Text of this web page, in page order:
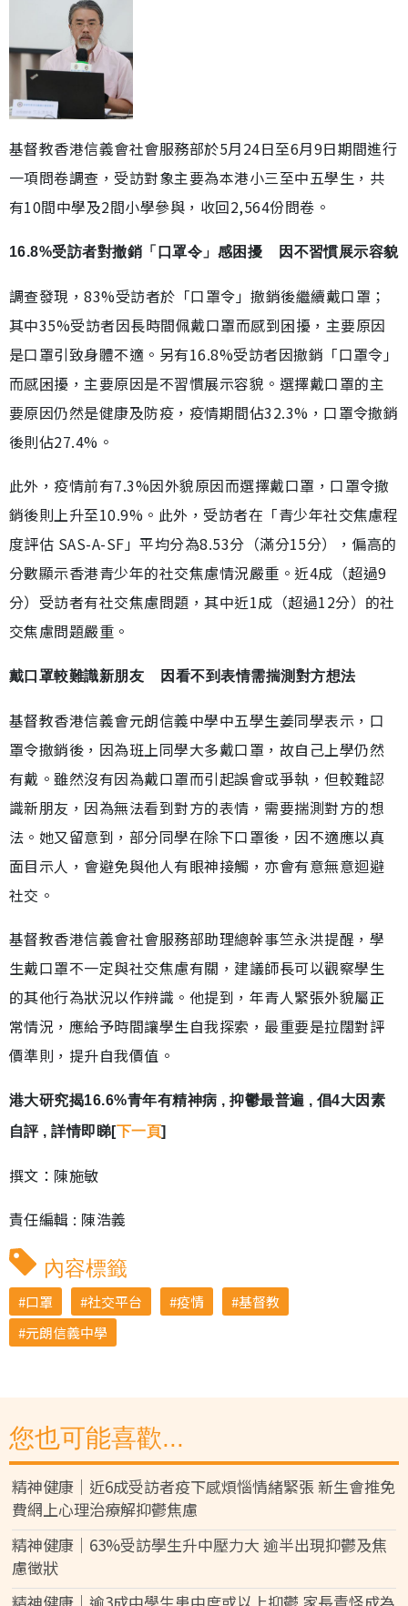
基督教香港信義會社會服務部於5月24日至6月9日期間進行
一項問卷調查，受訪對象主要為本港小三至中五學生，共
有10間中學及2間小學參與，收回2,564份問卷。
16.8%受訪者對撤銷「口罩令」感困擾 因不習慣展示容貌
調查發現，83%受訪者於「口罩令」撤銷後繼續戴口罩；
其中35%受訪者因長時間佩戴口罩而感到困擾，主要原因
是口罩引致身體不適。另有16.8%受訪者因撤銷「口罩令」
而感困擾，主要原因是不習慣展示容貌。選擇戴口罩的主
要原因仍然是健康及防疫，疫情期間佔32.3%，口罩令撤銷
後則佔27.4%。
此外，疫情前有7.3%因外貌原因而選擇戴口罩，口罩令撤
銷後則上升至10.9%。此外，受訪者在「青少年社交焦慮程
度評估 SAS-A-SF」平均分為8.53分（滿分15分），偏高的
分數顯示香港青少年的社交焦慮情況嚴重。近4成（超過9
分）受訪者有社交焦慮問題，其中近1成（超過12分）的社
交焦慮問題嚴重。
戴口罩較難識新朋友 因看不到表情需揣測對方想法
基督教香港信義會元朗信義中學中五學生姜同學表示，口
罩令撤銷後，因為班上同學大多戴口罩，故自己上學仍然
有戴。雖然沒有因為戴口罩而引起誤會或爭執，但較難認
識新朋友，因為無法看到對方的表情，需要揣測對方的想
法。她又留意到，部分同學在除下口罩後，因不適應以真
面目示人，會避免與他人有眼神接觸，亦會有意無意迴避
社交。
基督教香港信義會社會服務部助理總幹事竺永洪提醒，學
生戴口罩不一定與社交焦慮有關，建議師長可以觀察學生
的其他行為狀況以作辨識。他提到，年青人緊張外貌屬正
常情況，應給予時間讓學生自我探索，最重要是拉闊對評
價準則，提升自我價值。
港大研究揭16.6%青年有精神病 , 抑鬱最普遍 , 倡4大因素
自評 , 詳情即睇[下一頁]
撰文：陳施敏
責任編輯 : 陳浩義
內容標籤
口罩 社交平台 疫情
基督教
元朗信義中學
您也可能喜歡...
精神健康｜近6成受訪者疫下感煩惱情緒緊張 新生會推免
費網上心理治療解抑鬱焦慮
精神健康｜63%受訪學生升中壓力大 逾半出現抑鬱及焦
慮徵狀